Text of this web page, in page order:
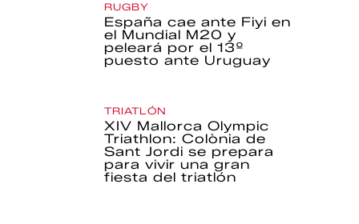
RUGBY
España cae ante Fiyi en
el Mundial M20 y
peleará por el 13º
puesto ante Uruguay
TRIATLÓN
XIV Mallorca Olympic
Triathlon: Colònia de
Sant Jordi se prepara
para vivir una gran
fiesta del triatlón